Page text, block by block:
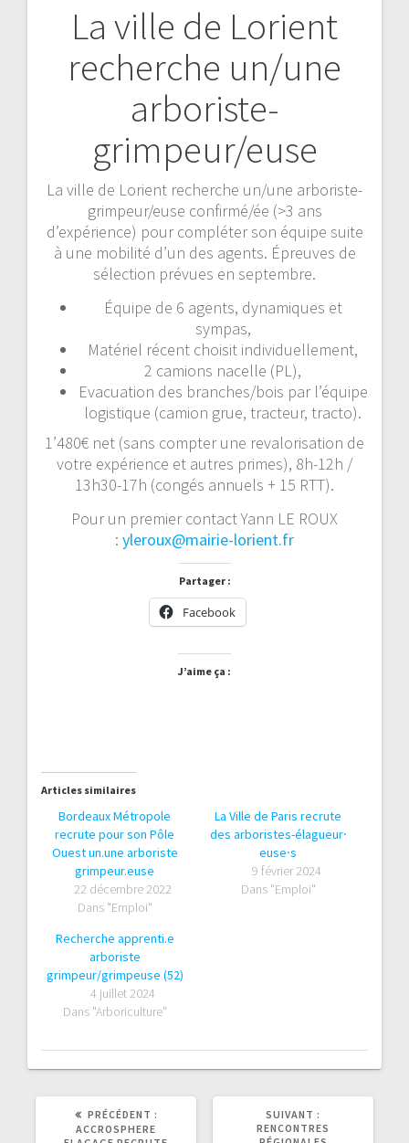
La ville de Lorient
recherche un/une
arboriste-
grimpeur/euse
La ville de Lorient recherche un/une arboriste-
grimpeur/euse confirmé/ée (>3 ans
d’expérience) pour compléter son équipe suite
à une mobilité d’un des agents. Épreuves de
sélection prévues en septembre.
Équipe de 6 agents, dynamiques et
sympas,
Matériel récent choisit individuellement,
2 camions nacelle (PL),
Evacuation des branches/bois par l’équipe
logistique (camion grue, tracteur, tracto).
1’480€ net (sans compter une revalorisation de
votre expérience et autres primes), 8h-12h /
13h30-17h (congés annuels + 15 RTT).
Pour un premier contact Yann LE ROUX
: yleroux@mairie-lorient.fr
Partager :
Facebook
J’aime ça :
Articles similaires
Bordeaux Métropole
recrute pour son Pôle
Ouest un.une arboriste
grimpeur.euse
22 décembre 2022
Dans "Emploi"
La Ville de Paris recrute
des arboristes-élagueur⸱
euse⸱s
9 février 2024
Dans "Emploi"
Recherche apprenti.e
arboriste
grimpeur/grimpeuse (52)
4 juillet 2024
Dans "Arboriculture"
Navigation
l’article
PRÉCÉDENT :
ACCROSPHERE
SUIVANT :
SUIVANT
RENCONTRES